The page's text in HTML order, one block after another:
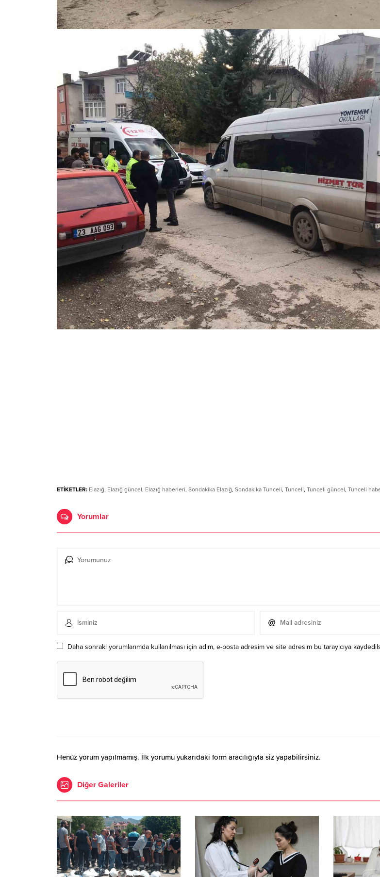
ETİKETLER: Elazığ, Elazığ güncel, Elazığ haberleri, Sondakika Elazığ, Sondakika Tunceli, Tunceli, Tunceli güncel, Tunceli
Yorumlar
Daha sonraki yorumlarımda kullanılması için adım, e-posta adresim ve site adresim bu tarayıcıya
Henüz yorum yapılmamış. İlk yorumu yukarıdaki form aracılığıyla siz yapabilirsiniz.
Diğer Galeriler